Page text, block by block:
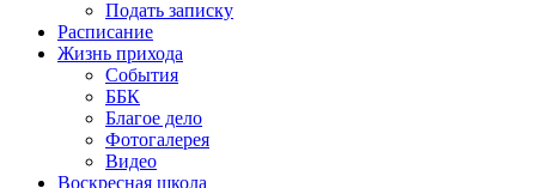
Подать записку
Расписание
Жизнь прихода
События
ББК
Благое дело
Фотогалерея
Видео
Воскресная школа